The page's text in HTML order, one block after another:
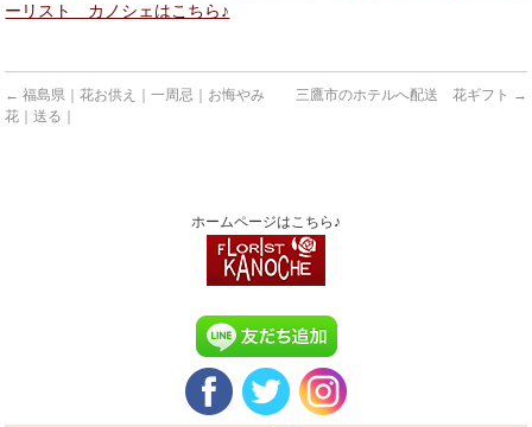
ーリスト カノシェはこちら♪
← 福島県｜花お供え｜一周忌｜お悔やみ
花｜送る｜
三鷹市のホテルへ配送 花ギフト →
ホームページはこちら♪